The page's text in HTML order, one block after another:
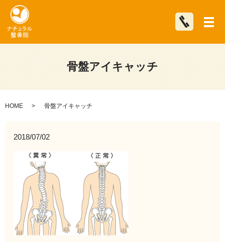
メ
骨盤アイキャッチ
HOME 骨盤アイキャッチ
2018/07/02